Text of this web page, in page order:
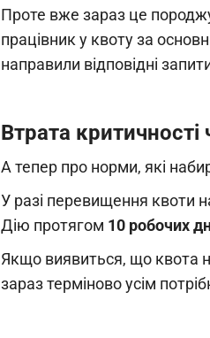
Проте вже зараз це
працівник у квоту за
направили відповідні
Втрата критичності
А тепер про норми, які
У разі перевищення квоти
Дію протягом 10 робочих
Якщо виявиться, що квота
зараз терміново усім